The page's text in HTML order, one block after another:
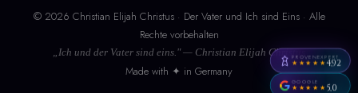
© 2026 Christian Elijah Christus · Der Vater und Ich sind Eins · Alle
Rechte vorbehalten
„Ich und der Vater sind eins." — Christian Elijah Christus
Made with ✦ in Germany
PROVENEXPERT
★★★★★4,92
GOOGLE
★★★★★5,0